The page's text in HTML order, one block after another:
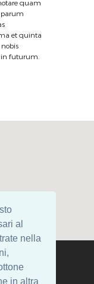
al
nella
in altra
quam
et quinta
futurum.
Reserved -